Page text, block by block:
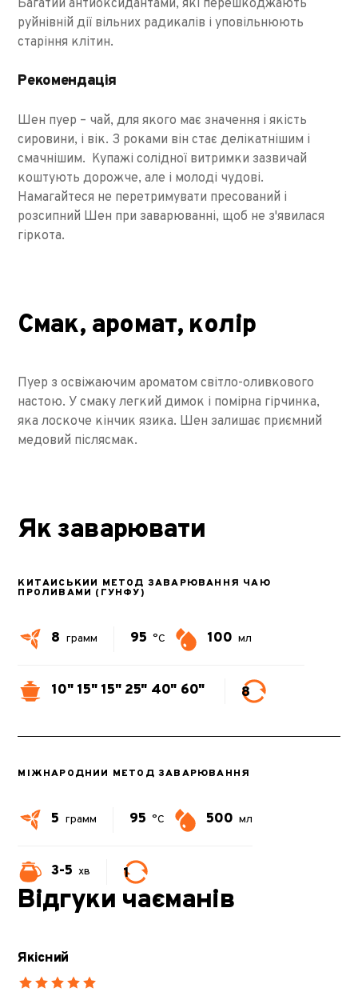
Багатий антиоксидантами, які перешкоджають
руйнівній дії вільних радикалів і уповільнюють
старіння клітин.
Рекомендація
Шен пуер – чай, для якого має значення і якість
сировини, і вік. З роками він стає делікатнішим і
смачнішим. Купажі солідної витримки зазвичай
коштують дорожче, але і молоді чудові.
Намагайтеся не перетримувати пресований і
розсипний Шен при заварюванні, щоб не з'явилася
гіркота.
Смак, аромат, колір
Пуер з освіжаючим ароматом світло-оливкового
настою. У смаку легкий димок і помірна гірчинка,
яка лоскоче кінчик язика. Шен залишає приємний
медовий післясмак.
Як заварювати
КИТАЙСЬКИЙ МЕТОД ЗАВАРЮВАННЯ ЧАЮ
ПРОЛИВАМИ (ГУНФУ)
8 грамм 95 °C 100 мл
10" 15" 15" 25" 40" 60" 8
МІЖНАРОДНИЙ МЕТОД ЗАВАРЮВАННЯ
5 грамм 95 °C 500 мл
3-5 хв 1
Відгуки чаєманів
Якісний